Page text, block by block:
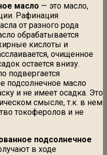
масло — это масло,
Рафинация
от разного рода
обрабатывается
кислоты и
очищенное
остается внизу.
подвергается
подсолнечное масло
и не имеет осадка. Это
смысле, т.к. в нем
токоферолов и не
подсолнечное
в ходе